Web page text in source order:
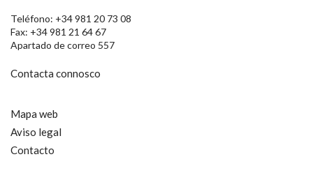
Teléfono: +34 981 20 73 08
Fax: +34 981 21 64 67
Apartado de correo 557
Contacta connosco
Mapa web
Aviso legal
Contacto